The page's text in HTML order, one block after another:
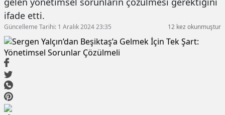
ifade etti.
12 kez okunmuştur
Güncelleme Tarihi: 1 Aralık 2024 23:35